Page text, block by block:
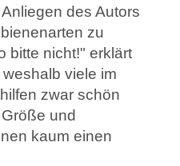
des Autors
zu
bitte nicht!" erklärt
viele im
zwar schön
und
kaum einen